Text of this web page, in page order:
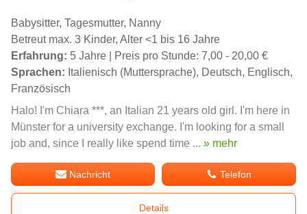
Babysitter, Tagesmutter, Nanny
Betreut max. 3 Kinder, Alter <1 bis 16 Jahre
Erfahrung: 5 Jahre | Preis pro Stunde: 7,00 - 20,00 €
Sprachen: Italienisch (Muttersprache), Deutsch, Englisch,
Französisch
Halo! I'm Chiara ***, an Italian 21 years old girl. I'm here in
Münster for a university exchange. I'm looking for a small
job and, since I really like spend time ... » mehr
Nachricht Telefon
Details